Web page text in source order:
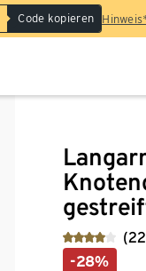
Code kopieren
-28%